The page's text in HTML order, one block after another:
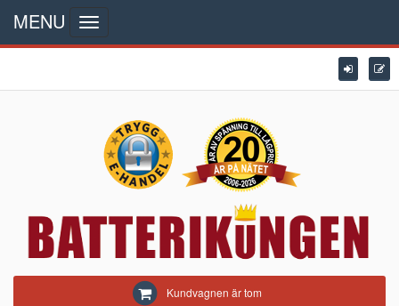
Kundvagnen är tom
MENU
Toggle
navigation